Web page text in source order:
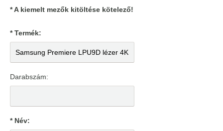
* A kiemelt mezők kitöltése kötelező!
* Termék:
Darabszám:
* Név: